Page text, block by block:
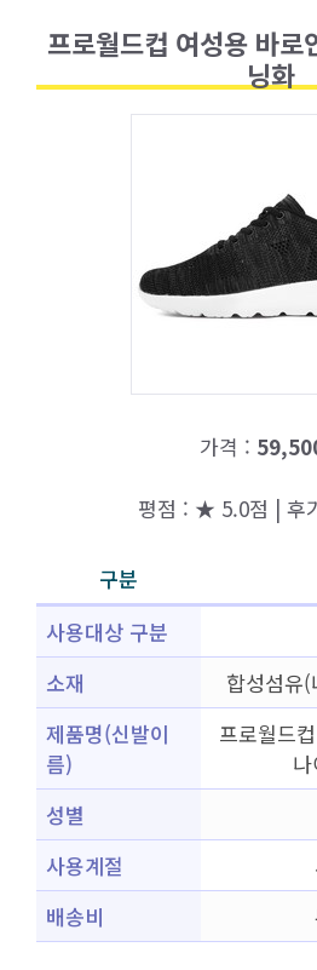
프로월드컵 여성용 바로
닝화
가격 :
평점 : ★ 5.0점 | 후
구분
사용대상 구분
소재
합성섬유
제품명(신발이
름)
프로월드
성별
사용계절
배송비